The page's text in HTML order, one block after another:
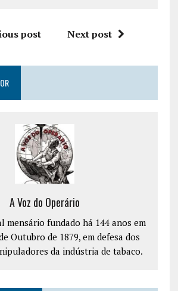
post Next post
A Voz do Operário
mensário fundado há 144 anos em
Outubro de 1879, em defesa dos
da indústria de tabaco.